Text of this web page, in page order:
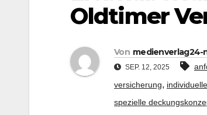
Oldtimer
Von medienverlag24-
SEP. 12, 2025
versicherung,
spezielle